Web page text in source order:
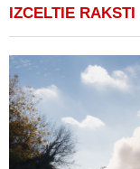
IZCELTIE RAKSTI